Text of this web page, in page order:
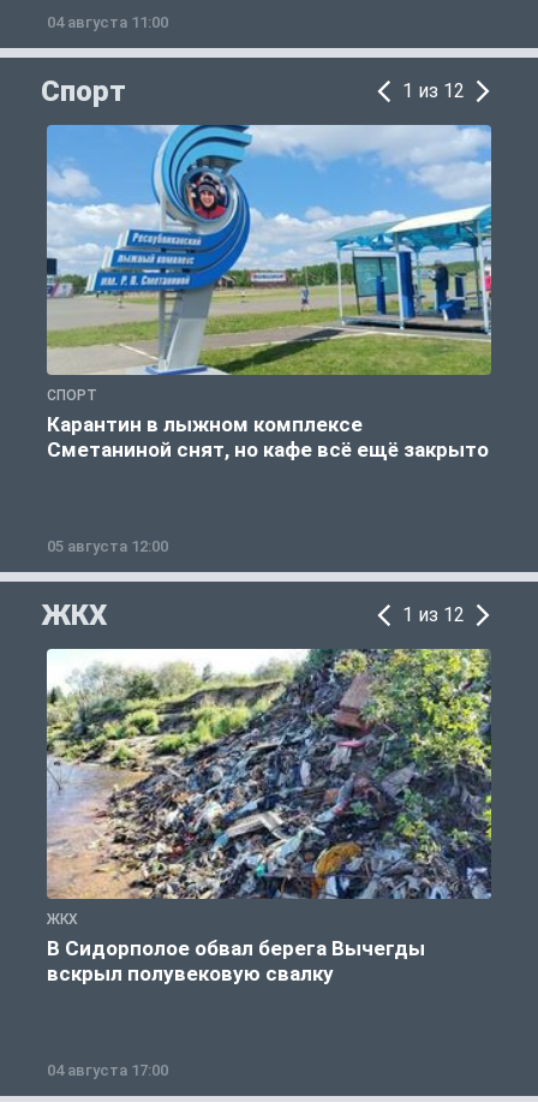
04 августа 11:00
Спорт 1 из 12
СПОРТ
Карантин в лыжном комплексе
Сметаниной снят, но кафе всё ещё закрыто
05 августа 12:00
ЖКХ 1 из 12
ЖКХ
В Сидорполое обвал берега Вычегды
вскрыл полувековую свалку
04 августа 17:00